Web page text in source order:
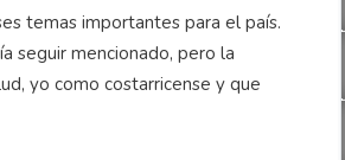
temas importantes para el país.
seguir mencionado, pero la
yo como costarricense y que